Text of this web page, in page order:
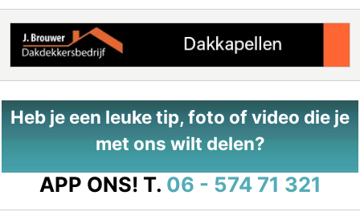
Heb je een leuke tip, foto of video die je
met ons wilt delen?
APP ONS! T. 06 - 574 71 321